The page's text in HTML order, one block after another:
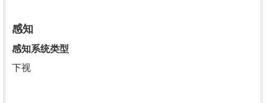
感知
感知系统类型
下视